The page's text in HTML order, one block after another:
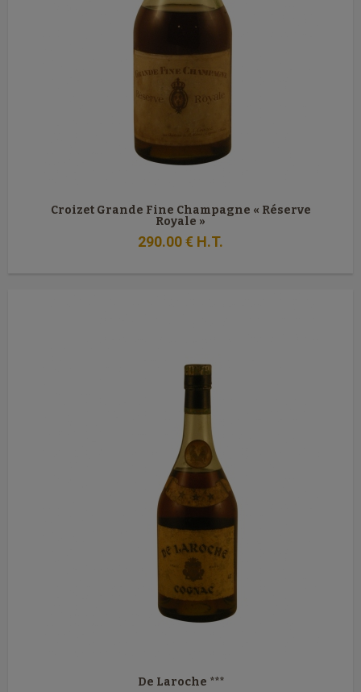
Croizet Grande Fine Champagne « Réserve
Royale »
290.00€ H.T.
De Laroche ***